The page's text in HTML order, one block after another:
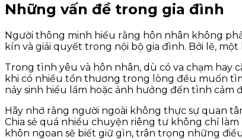
Những vấn đề trong gia đình
Người thông minh hiểu rằng hôn nhân không
kín và giải quyết trong nội bộ gia đình. Bởi lẽ,
Trong tình yêu và hôn nhân, dù có va chạm hay
khi có nhiều tổn thương trong lòng đều muốn
nảy sinh hiểu lầm hoặc ảnh hưởng đến tình cảm
Hãy nhớ rằng người ngoài không thực sự quan
Chia sẻ quá nhiều chuyện riêng tư không chỉ
khôn ngoan sẽ biết giữ gìn, trân trọng những